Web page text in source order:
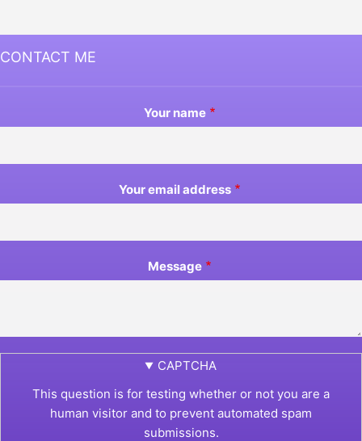
CONTACT ME
Your name
Your email address
Message
CAPTCHA
This question is for testing whether or not you are a
human visitor and to prevent automated spam
submissions.